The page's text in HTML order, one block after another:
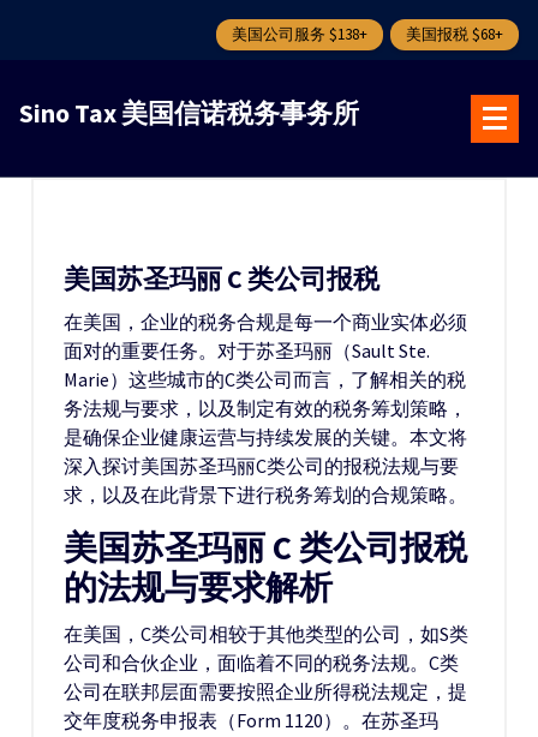
美国公司服务 $138+ 美国报税 $68+
Sino Tax 美国信诺税务事务所
美国苏圣玛丽 C 类公司报税
在美国，企业的税务合规是每一个商业实体必须
面对的重要任务。对于苏圣玛丽（Sault Ste.
Marie）这些城市的C类公司而言，了解相关的税
务法规与要求，以及制定有效的税务筹划策略，
是确保企业健康运营与持续发展的关键。本文将
深入探讨美国苏圣玛丽C类公司的报税法规与要
求，以及在此背景下进行税务筹划的合规策略。
美国苏圣玛丽 C 类公司报税
的法规与要求解析
在美国，C类公司相较于其他类型的公司，如S类
公司和合伙企业，面临着不同的税务法规。C类
公司在联邦层面需要按照企业所得税法规定，提
交年度税务申报表（Form 1120）。在苏圣玛